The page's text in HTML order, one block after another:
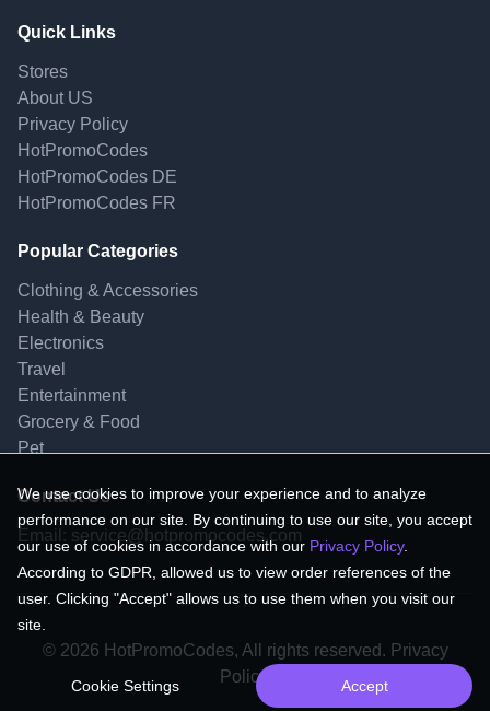
Quick Links
Stores
About US
Privacy Policy
HotPromoCodes
HotPromoCodes DE
HotPromoCodes FR
Popular Categories
Clothing & Accessories
Health & Beauty
Electronics
Travel
Entertainment
Grocery & Food
Pet
Contact Us
Email: service@hotpromocodes.com
© 2026 HotPromoCodes, All rights reserved. Privacy
Policy.
We use cookies to improve your experience and to analyze
performance on our site. By continuing to use our site, you accept
our use of cookies in accordance with our Privacy Policy.
According to GDPR, allowed us to view order references of the
user. Clicking "Accept" allows us to use them when you visit our
site.
Cookie Settings Accept